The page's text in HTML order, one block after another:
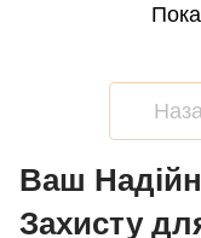
Ваш
Захисту